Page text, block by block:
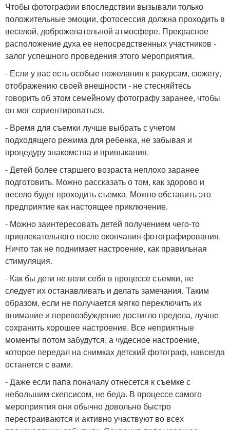
Чтобы фотографии впоследствии вызывали только
положительные эмоции, фотосессия должна проходить в
веселой, доброжелательной атмосфере. Прекрасное
расположение духа ее непосредственных участников -
залог успешного проведения этого мероприятия.
- Если у вас есть особые пожелания к ракурсам, сюжету,
отображению своей внешности - не стесняйтесь
говорить об этом семейному фотографу заранее, чтобы
он мог сориентироваться.
- Время для съемки лучше выбрать с учетом
подходящего режима для ребенка, не забывая и
процедуру знакомства и привыкания.
- Детей более старшего возраста неплохо заранее
подготовить. Можно рассказать о том, как здорово и
весело будет проходить съемка. Можно обставить это
предприятие как настоящее приключение.
- Можно заинтересовать детей получением чего-то
привлекательного после окончания фотографирования.
Ничто так не поднимает настроение, как правильная
стимуляция.
- Как бы дети не вели себя в процессе съемки, не
следует их останавливать и делать замечания. Таким
образом, если не получается мягко переключить их
внимание и перевозбуждение достигло предела, лучше
сохранить хорошее настроение. Все неприятные
моменты потом забудутся, а чудесное настроение,
которое передал на снимках детский фотограф, навсегда
останется с вами.
- Даже если папа поначалу отнесется к съемке с
небольшим скепсисом, не беда. В процессе самого
мероприятия они обычно довольно быстро
перестраиваются и активно участвуют во всех